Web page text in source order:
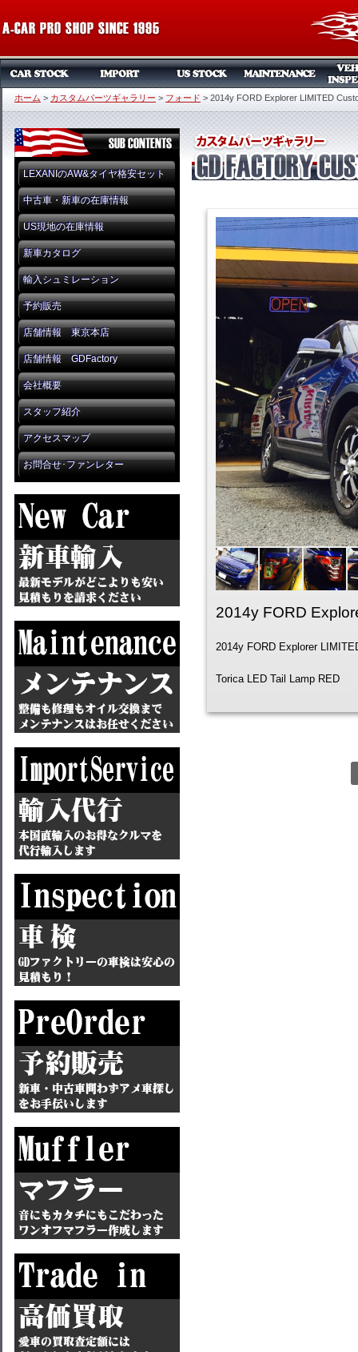
ホーム > カスタムパーツギャラリー > フォード > 2014y FORD Explorer LIMITED
LEXANIのAW&タイヤ格安セット
中古車・新車の在庫情報
US現地の在庫情報
新車カタログ
輸入シュミレーション
予約販売
店舗情報 東京本店
店舗情報 GDFactory
会社概要
スタッフ紹介
アクセスマップ
お問合せ･ファンレター
2014y FORD
2014y FORD Explorer
Torica LED Tail Lamp RED